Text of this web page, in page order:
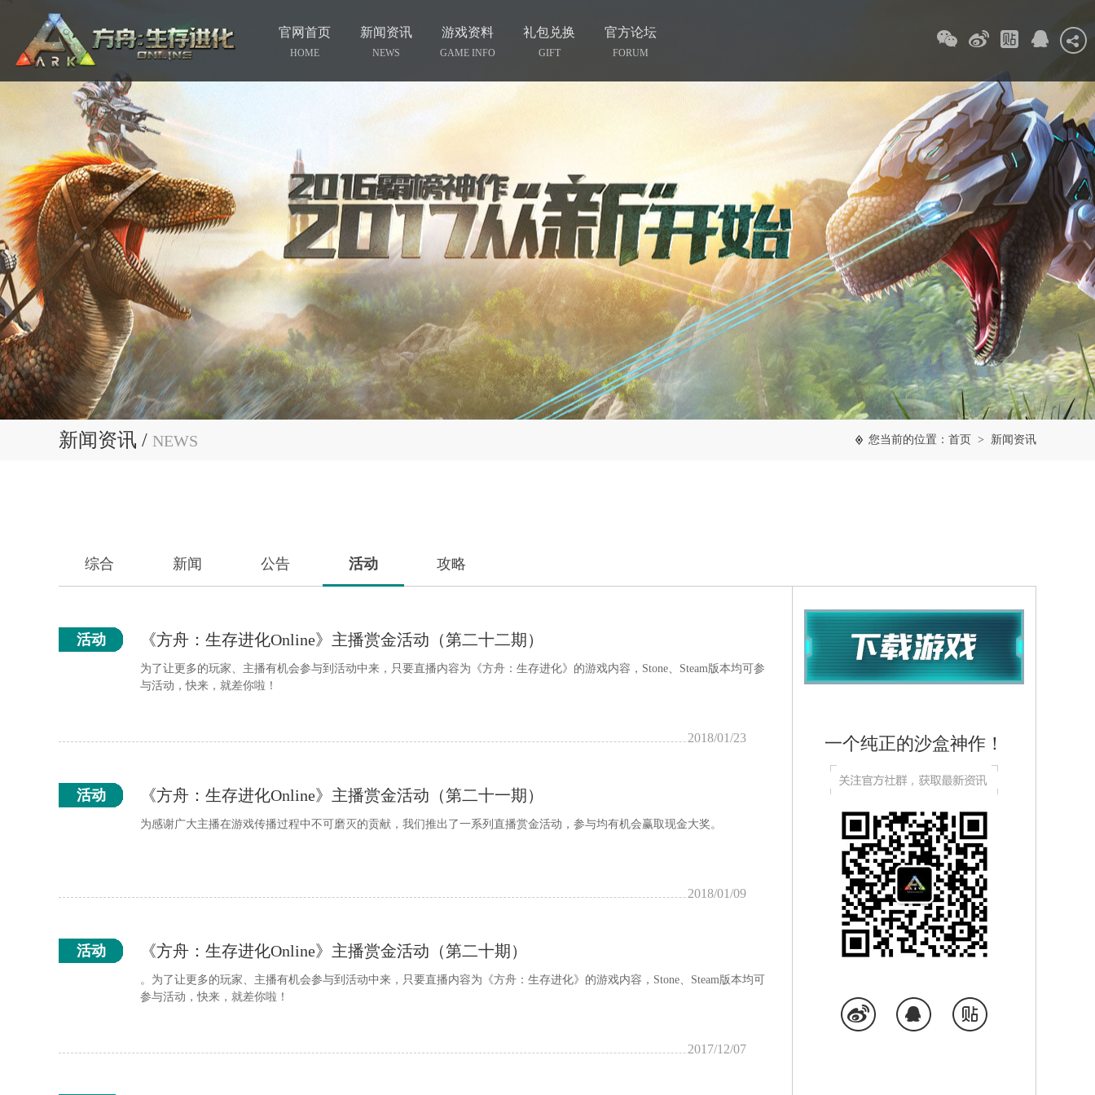
官网首页
HOME
新闻资讯
NEWS
游戏资料
GAME INFO
礼包兑换
GIFT
官方论坛
FORUM
新闻资讯 / NEWS 您当前的位置： 首页 > 新闻资讯
综合 新闻 公告 活动 攻略
活动 《方舟：生存进化Online》主播赏金活动（第二十二期）
为了让更多的玩家、主播有机会参与到活动中来，只要直播内容为《方舟：生存进化》的游戏内容，Stone、Steam版本均可参
与活动，快来，就差你啦！
2018/01/23
活动 《方舟：生存进化Online》主播赏金活动（第二十一期）
为感谢广大主播在游戏传播过程中不可磨灭的贡献，我们推出了一系列直播赏金活动，参与均有机会赢取现金大奖。
2018/01/09
活动 《方舟：生存进化Online》主播赏金活动（第二十期）
。为了让更多的玩家、主播有机会参与到活动中来，只要直播内容为《方舟：生存进化》的游戏内容，Stone、Steam版本均可
参与活动，快来，就差你啦！
2017/12/07
一个纯正的沙盒神作！